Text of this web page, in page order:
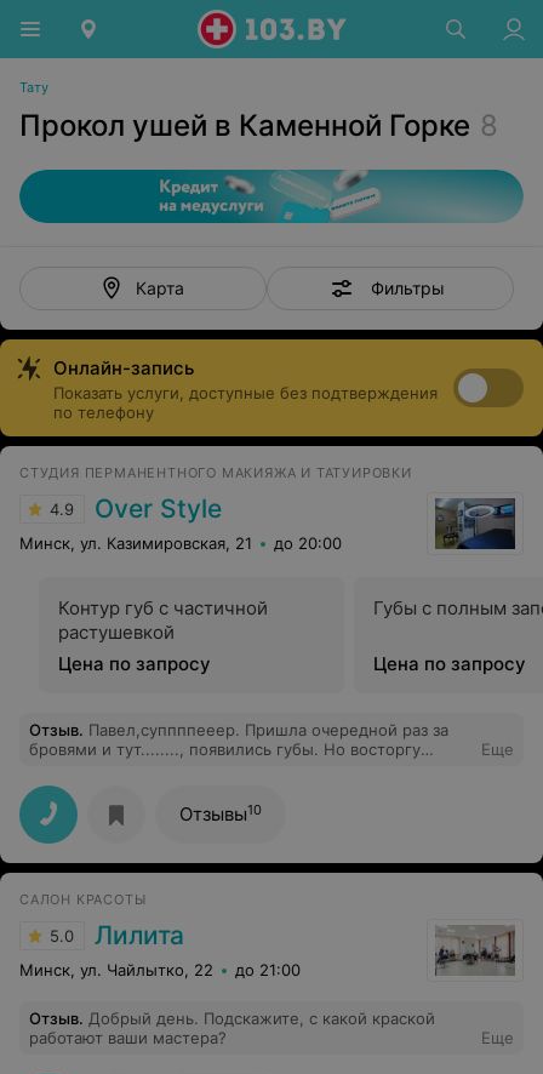
Тату
Прокол ушей в Каменной Горке 8
Карта Фильтры
Онлайн-запись
Показать услуги, доступные без подтверждения
по телефону
СТУДИЯ ПЕРМАНЕНТНОГО МАКИЯЖА И ТАТУИРОВКИ
4.9 Over Style
Минск, ул. Казимировская, 21 до 20:00
Контур губ с частичной
растушевкой
Цена по запросу
Губы с полным
Цена по запросу
Отзыв. Павел,суппппееер. Пришла очередной раз за
бровями и тут........, появились губы. Но восторгу
воплотилась. Я все же решилась на тату на ноге.
Еще
Отзывы10
САЛОН КРАСОТЫ
5.0 Лилита
Минск, ул. Чайлытко, 22 до 21:00
Отзыв. Добрый день. Подскажите, с какой краской
работают ваши мастера?
Еще